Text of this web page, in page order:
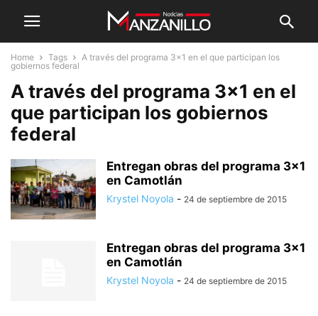
Home Tags
A través del programa 3×1 en el que participan los
gobiernos federal
A través del programa 3×1 en el
que participan los gobiernos
federal
Entregan obras del programa 3×1
en Camotlán
Krystel Noyola - 24 de septiembre de 2015
Entregan obras del programa 3×1
en Camotlán
Krystel Noyola - 24 de septiembre de 2015